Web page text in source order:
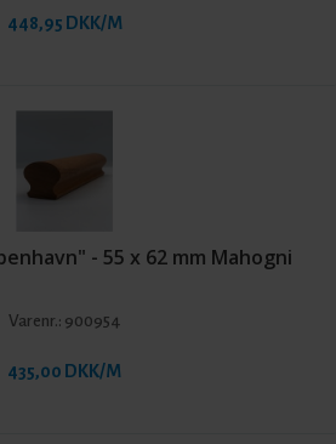
448,95 DKK/M
- 55 x 62 mm Mahogni
Varenr.: 900954
435,00 DKK/M